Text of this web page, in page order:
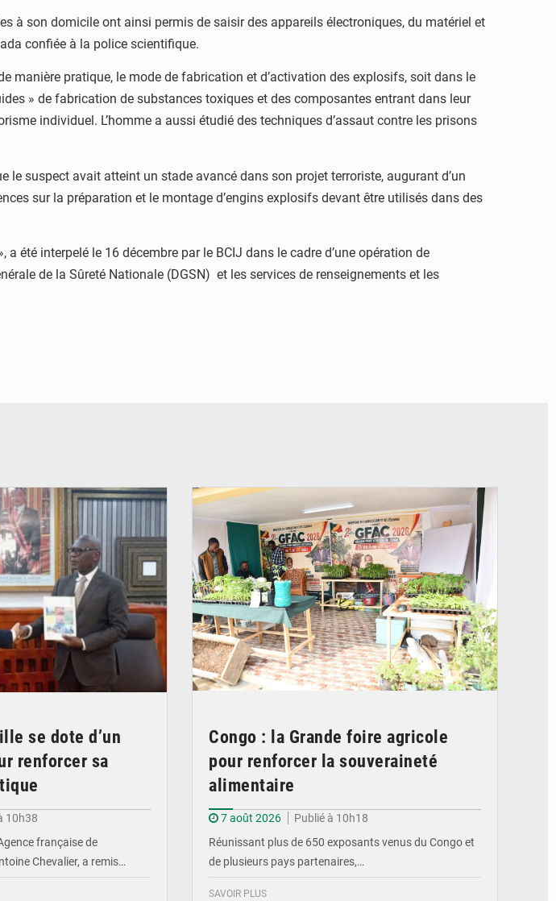
à son domicile ont ainsi permis de saisir des appareils électroniques, du matériel et
confiée à la police scientifique.
manière pratique, le mode de fabrication et d’activation des explosifs, soit dans le
» de fabrication de substances toxiques et des composantes entrant dans leur
individuel. L’homme a aussi étudié des techniques d’assaut contre les prisons
suspect avait atteint un stade avancé dans son projet terroriste, augurant d’un
sur la préparation et le montage d’engins explosifs devant être utilisés dans des
été interpelé le 16 décembre par le BCIJ dans le cadre d’une opération de
de la Sûreté Nationale (DGSN) et les services de renseignements et les
se dote d’un
renforcer sa
10h38
française de
Chevalier, a remis…
Congo : la Grande foire agricole
pour renforcer la souveraineté
alimentaire
7 août 2026
Publié à 10h18
Réunissant plus de 650 exposants venus du Congo et
de plusieurs pays partenaires,…
SAVOIR PLUS